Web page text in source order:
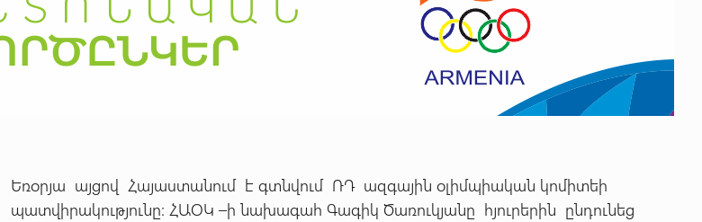
Եռօրյա այցով Հայաստանում է գտնվում ՌԴ ազգային օլիմպիական կոմիտեի
պատվիրակությունը: ՀԱՕԿ –ի նախագահ Գագիկ Ծառուկյանը հյուրերին ընդունեց